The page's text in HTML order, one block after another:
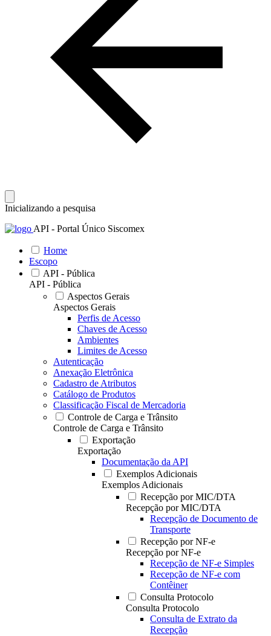
Inicializando a pesquisa
API - Portal Único Siscomex
Home
Escopo
API - Pública
API - Pública
Aspectos Gerais
Aspectos Gerais
Perfis de Acesso
Chaves de Acesso
Ambientes
Limites de Acesso
Autenticação
Anexação Eletrônica
Cadastro de Atributos
Catálogo de Produtos
Classificação Fiscal de Mercadoria
Controle de Carga e Trânsito
Controle de Carga e Trânsito
Exportação
Exportação
Documentação da API
Exemplos Adicionais
Exemplos Adicionais
Recepção por MIC/DTA
Recepção por MIC/DTA
Recepção de Documento de
Transporte
Recepção por NF-e
Recepção por NF-e
Recepção de NF-e Simples
Recepção de NF-e com
Contêiner
Consulta Protocolo
Consulta Protocolo
Consulta de Extrato da
Recepção